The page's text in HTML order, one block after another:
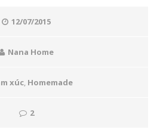
12/07/2015
Nana Home
xúc Homemade
2